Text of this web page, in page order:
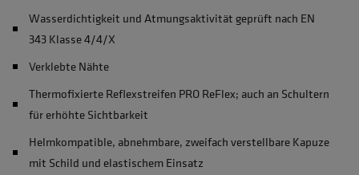
Wasserdichtigkeit und Atmungsaktivität geprüft nach EN
343 Klasse 4/4/X
Verklebte Nähte
Thermofixierte Reflexstreifen PRO ReFlex; auch an Schultern
für erhöhte Sichtbarkeit
Helmkompatible, abnehmbare, zweifach verstellbare Kapuze
mit Schild und elastischem Einsatz